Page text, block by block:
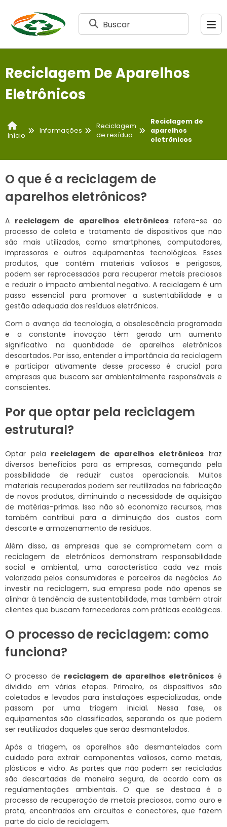
Buscar
Reciclagem De Aparelhos
Eletrônicos
Início
Informações
Reciclagem
de resíduo
Reciclagem de
aparelhos
eletrônicos
O que é a reciclagem de
aparelhos eletrônicos?
A reciclagem de aparelhos eletrônicosrefere-se ao
processo de coleta e tratamento de dispositivos que não
são mais utilizados, como smartphones, computadores,
impressoras e outros equipamentos tecnológicos. Esses
produtos, que contêm materiais valiosos e perigosos,
podem ser reprocessados para recuperar metais preciosos
e reduzir o impacto ambiental negativo. A reciclagem é um
passo essencial para promover a sustentabilidade e a
gestão adequada dos resíduos eletrônicos.
Com o avanço da tecnologia, a obsolescência programada
e a constante inovação têm gerado um aumento
significativo na quantidade de aparelhos eletrônicos
descartados. Por isso, entender a importância da reciclagem
e participar ativamente desse processo é crucial para
empresas que buscam ser ambientalmente responsáveis e
conscientes.
Por que optar pela reciclagem
estrutural?
Optar pela reciclagem de aparelhos eletrônicostraz
diversos benefícios para as empresas, começando pela
possibilidade de reduzir custos operacionais. Muitos
materiais recuperados podem ser reutilizados na fabricação
de novos produtos, diminuindo a necessidade de aquisição
de matérias-primas. Isso não só economiza recursos, mas
também contribui para a diminuição dos custos com
descarte e armazenamento de resíduos.
Além disso, as empresas que se comprometem com a
reciclagem de eletrônicos demonstram responsabilidade
social e ambiental, uma característica cada vez mais
valorizada pelos consumidores e parceiros de negócios. Ao
investir na reciclagem, sua empresa pode não apenas se
alinhar à tendência de sustentabilidade, mas também atrair
clientes que buscam fornecedores com práticas ecológicas.
O processo de reciclagem: como
funciona?
O processo de reciclagem de aparelhos eletrônicosé
dividido em várias etapas. Primeiro, os dispositivos são
coletados e levados para instalações especializadas, onde
passam por uma triagem inicial. Nessa fase, os
equipamentos são classificados, separando os que podem
ser reutilizados daqueles que serão desmantelados.
Após a triagem, os aparelhos são desmantelados com
cuidado para extrair componentes valiosos, como metais,
plásticos e vidro. As partes que não podem ser recicladas
são descartadas de maneira segura, de acordo com as
regulamentações ambientais. O que se destaca é o
processo de recuperação de metais preciosos, como ouro e
prata, encontrados em circuitos e conectores, que fazem
parte do ciclo de reciclagem.